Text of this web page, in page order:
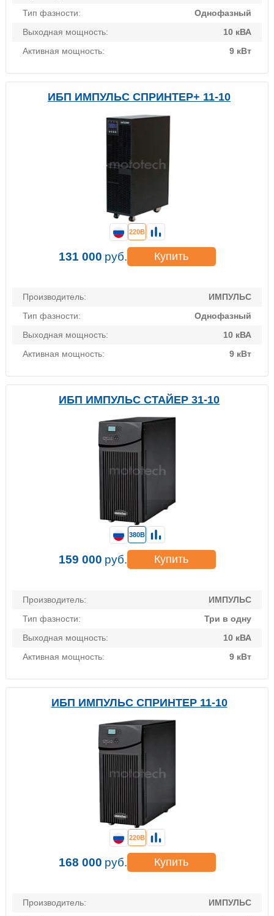
Тип фазности:
Однофазный
Выходная мощность:
10 кВА
Активная мощность:
9 кВт
ИБП ИМПУЛЬС СПРИНТЕР+ 11-10
Производитель:
ИМПУЛЬС
Тип фазности:
Однофазный
Выходная мощность:
10 кВА
Активная мощность:
9 кВт
220В
131 000 руб. Купить
ИБП ИМПУЛЬС СТАЙЕР 31-10
Производитель:
ИМПУЛЬС
Тип фазности:
Три в одну
Выходная мощность:
10 кВА
Активная мощность:
9 кВт
380В
159 000 руб. Купить
ИБП ИМПУЛЬС СПРИНТЕР 11-10
Производитель:
ИМПУЛЬС
220В
168 000 руб. Купить